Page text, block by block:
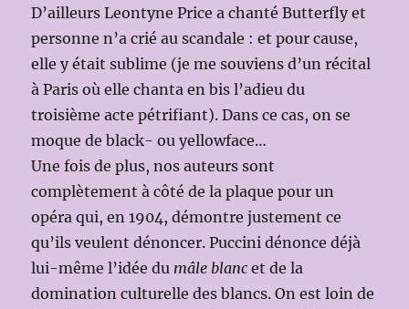
D’ailleurs Leontyne Price a chanté Butterfly et
personne n’a crié au scandale : et pour cause,
elle y était sublime (je me souviens d’un récital
à Paris où elle chanta en bis l’adieu du
troisième acte pétrifiant). Dans ce cas, on se
moque de black- ou yellowface…
Une fois de plus, nos auteurs sont
complètement à côté de la plaque pour un
opéra qui, en 1904, démontre justement ce
qu’ils veulent dénoncer. Puccini dénonce déjà
lui-même l’idée du mâle blancet de la
domination culturelle des blancs. On est loin de